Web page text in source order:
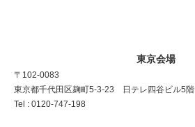
東京会場
〒102-0083
東京都千代田区麹町5-3-23 日テレ四谷ビル5階
Tel : 0120-747-198